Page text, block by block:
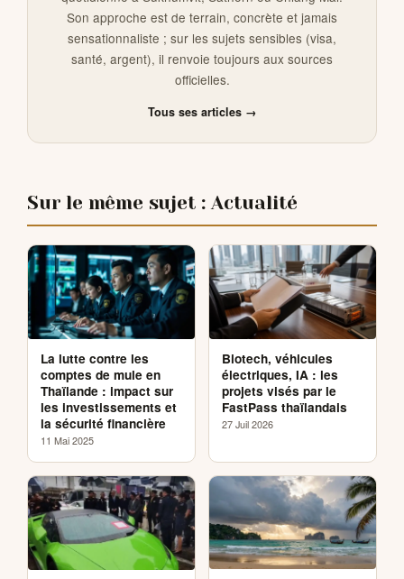
Son approche est de terrain, concrète et jamais
sensationnaliste ; sur les sujets sensibles (visa,
santé, argent), il renvoie toujours aux sources
officielles.
Tous ses articles →
Sur le même sujet : Actualité
La lutte contre les
comptes de mule en
Thaïlande : impact sur
les investissements et
la sécurité financière
11 Mai 2025
Biotech, véhicules
électriques, IA : les
projets visés par le
FastPass thaïlandais
27 Juil 2026